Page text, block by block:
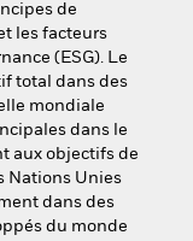
de
les facteurs
(ESG). Le
total dans des
mondiale
dans le
aux objectifs de
Nations Unies
dans des
du monde